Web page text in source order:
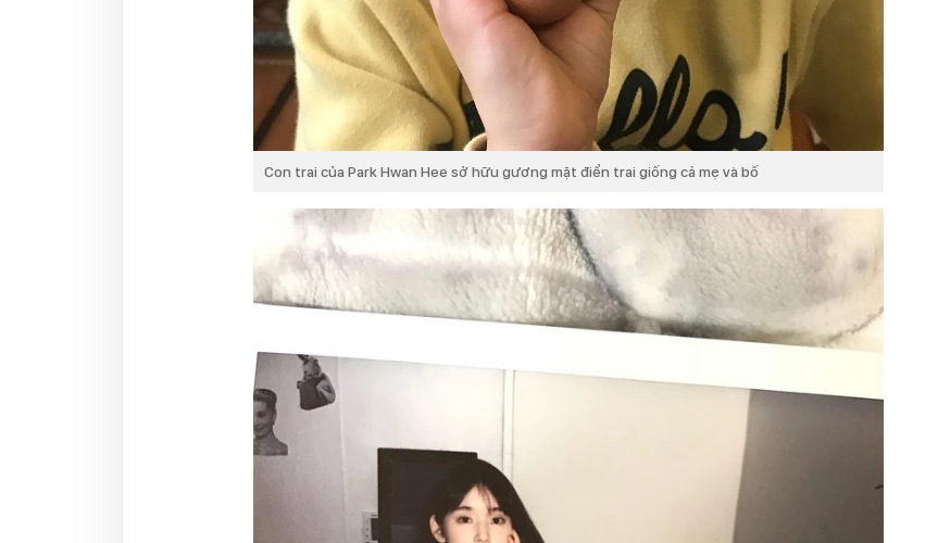
Con trai của Park Hwan Hee sở hữu gương mặt điển trai giống cả mẹ và bố